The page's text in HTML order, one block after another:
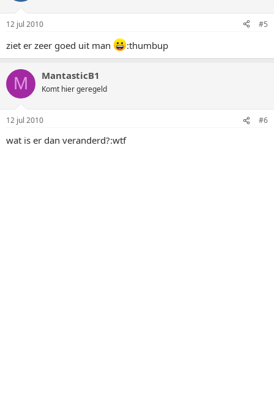
12 jul 2010 #5
ziet er zeer goed uit man :thumbup
M MantasticB1
Komt hier geregeld
12 jul 2010 #6
wat is er dan veranderd?:wtf